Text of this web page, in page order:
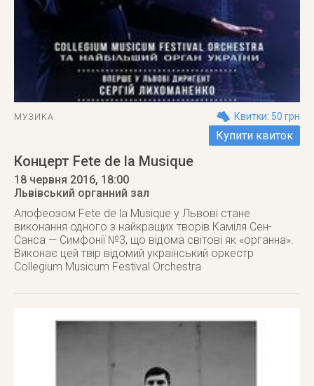
МУЗИКА Квитки: 50 грн
Купити квиток
Концерт Fete de la Musique
18 червня 2016, 18:00
Львівський органний зал
Апофеозом Fete de la Musique у Львові стане
виконання одного з найкращих творів Каміля Сен-
Санса — Симфонії №3, що відома світові як «органна».
Виконає цей твір відомий український оркестр
Collegium Musicum Festіval Оrchestra